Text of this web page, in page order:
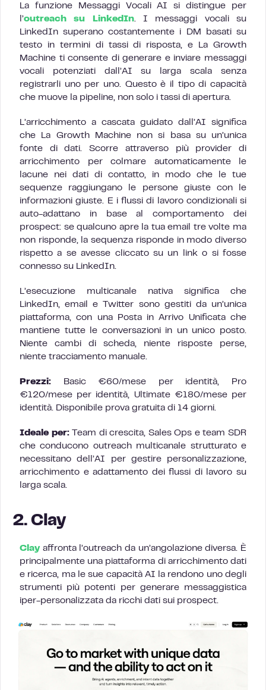
La funzione Messaggi Vocali AI si distingue per
l’outreach su LinkedIn. I messaggi vocali su
LinkedIn superano costantemente i DM basati su
testo in termini di tassi di risposta, e La Growth
Machine ti consente di generare e inviare messaggi
vocali potenziati dall’AI su larga scala senza
registrarli uno per uno. Questo è il tipo di capacità
che muove la pipeline, non solo i tassi di apertura.
L’arricchimento a cascata guidato dall’AI significa
che La Growth Machine non si basa su un’unica
fonte di dati. Scorre attraverso più provider di
arricchimento per colmare automaticamente le
lacune nei dati di contatto, in modo che le tue
sequenze raggiungano le persone giuste con le
informazioni giuste. E i flussi di lavoro condizionali si
auto-adattano in base al comportamento dei
prospect: se qualcuno apre la tua email tre volte ma
non risponde, la sequenza risponde in modo diverso
rispetto a se avesse cliccato su un link o si fosse
connesso su LinkedIn.
L’esecuzione multicanale nativa significa che
LinkedIn, email e Twitter sono gestiti da un’unica
piattaforma, con una Posta in Arrivo Unificata che
mantiene tutte le conversazioni in un unico posto.
Niente cambi di scheda, niente risposte perse,
niente tracciamento manuale.
Prezzi: Basic €60/mese per identità, Pro
€120/mese per identità, Ultimate €180/mese per
identità. Disponibile prova gratuita di 14 giorni.
Ideale per:Team di crescita, Sales Ops e team SDR
che conducono outreach multicanale strutturato e
necessitano dell’AI per gestire personalizzazione,
arricchimento e adattamento dei flussi di lavoro su
larga scala.
2. Clay
Clayaffronta l’outreach da un’angolazione diversa. È
principalmente una piattaforma di arricchimento dati
e ricerca, ma le sue capacità AI la rendono uno degli
strumenti più potenti per generare messaggistica
iper-personalizzata da ricchi dati sui prospect.